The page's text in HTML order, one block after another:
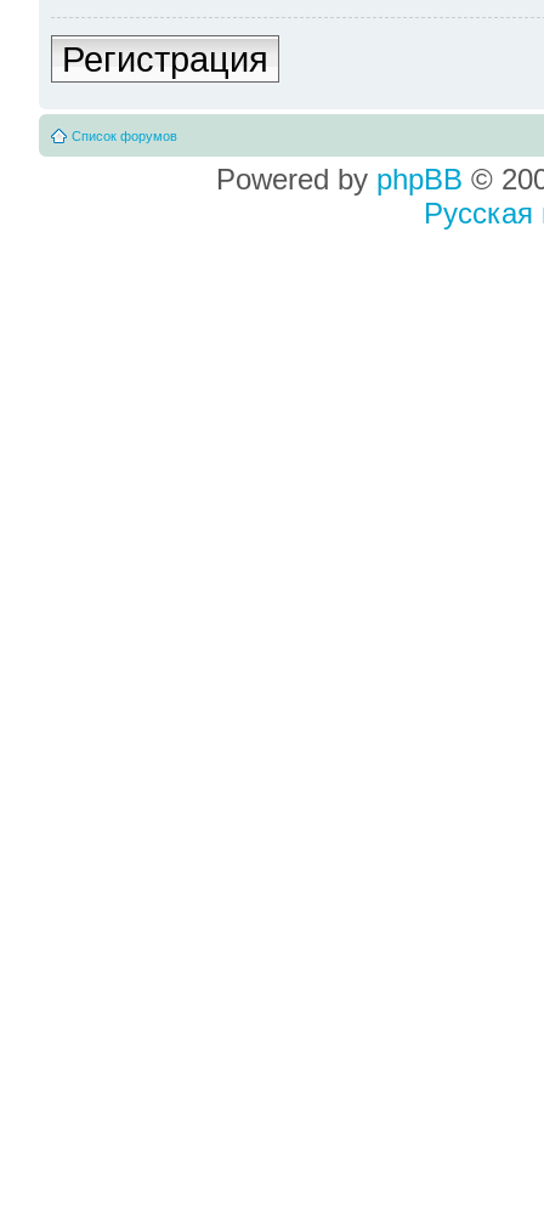
Регистрация
Список форумов
Powered by phpBB ©